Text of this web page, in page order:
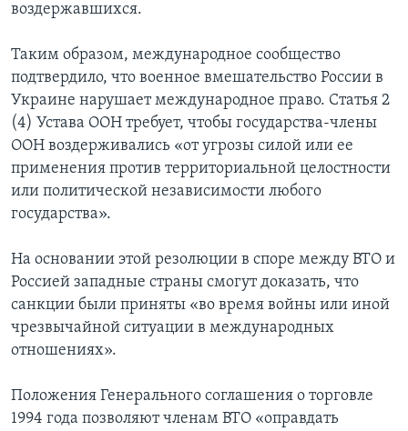
воздержавшихся.
Таким образом, международное сообщество
подтвердило, что военное вмешательство России в
Украине нарушает международное право. Статья 2
(4) Устава ООН требует, чтобы государства-члены
ООН воздерживались «от угрозы силой или ее
применения против территориальной целостности
или политической независимости любого
государства».
На основании этой резолюции в споре между ВТО и
Россией западные страны смогут доказать, что
санкции были приняты «во время войны или иной
чрезвычайной ситуации в международных
отношениях».
Положения Генерального соглашения о торговле
1994 года позволяют членам ВТО «оправдать